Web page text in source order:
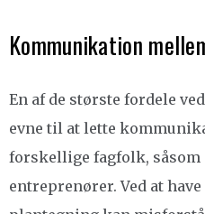
Kommunikation
En af de største fordele
evne til at lette
forskellige fagfolk,
entreprenører. Ved at